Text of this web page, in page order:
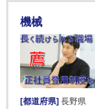
機械
[都道府県] 長野県